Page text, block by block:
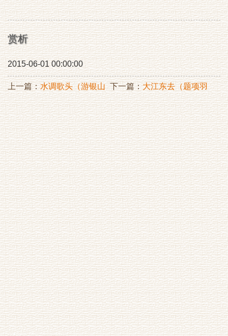
赏析
2015-06-01 00:00:00
上一篇：水调歌头（游银山
寺和壁间张安国作）
下一篇：大江东去（题项羽
庙）